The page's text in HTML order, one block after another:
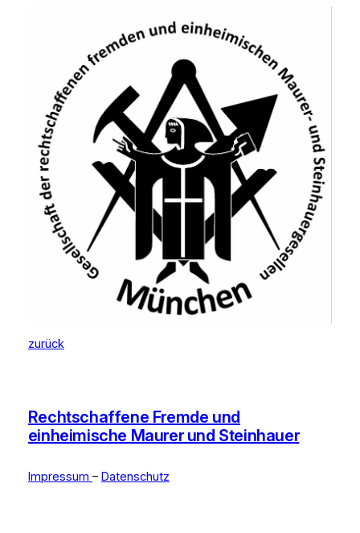
zurück
Rechtschaffene Fremde und
einheimische Maurer und Steinhauer
Impressum – Datenschutz